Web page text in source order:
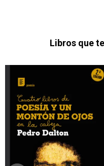
Libros que